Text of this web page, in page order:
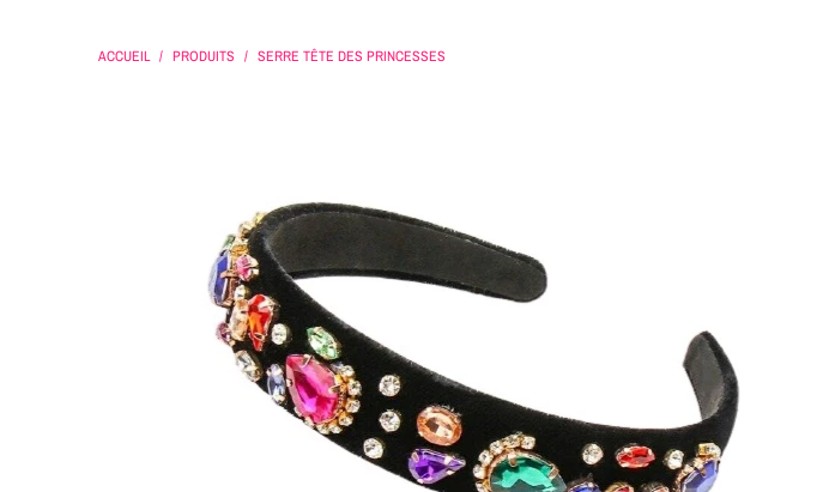
ACCUEIL / PRODUITS / SERRE TÊTE DES PRINCESSES